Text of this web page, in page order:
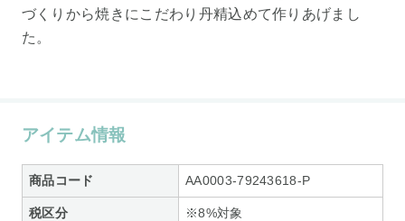
づくりから焼きにこだわり丹精込めて作りあげまし
た。
アイテム情報
商品コード AA0003-79243618-P
税区分 ※8%対象